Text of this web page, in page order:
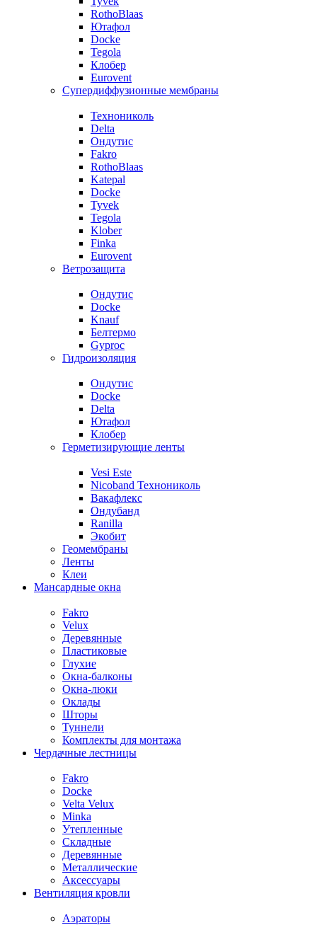
RothoBlaas
Ютафол
Docke
Tegola
Клобер
Eurovent
Супердиффузионные мембраны
Технониколь
Delta
Ондутис
Fakro
RothoBlaas
Katepal
Docke
Tyvek
Tegola
Klober
Finka
Eurovent
Ветрозащита
Ондутис
Docke
Knauf
Белтермо
Gyproc
Гидроизоляция
Ондутис
Docke
Delta
Ютафол
Клобер
Герметизирующие ленты
Vesi Este
Nicoband Технониколь
Вакафлекс
Ондубанд
Ranilla
Экобит
Геомембраны
Ленты
Клеи
Мансардные окна
Fakro
Velux
Деревянные
Пластиковые
Глухие
Окна-балконы
Окна-люки
Оклады
Шторы
Туннели
Комплекты для монтажа
Чердачные лестницы
Fakro
Docke
Velta Velux
Minka
Утепленные
Складные
Деревянные
Металлические
Аксессуары
Вентиляция кровли
Аэраторы